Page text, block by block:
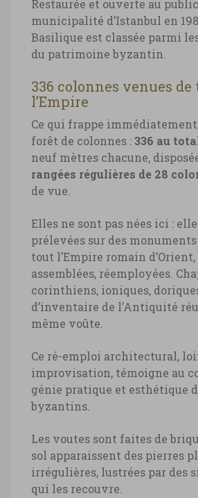
Restaurée et ouverte au
municipalité d’Istanbul en
Basilique est classée parmi
du patrimoine byzantin.
336 colonnes venues de
l’Empire
Ce qui frappe
forêt de colonnes :336 au
neuf mètres chacune,
rangées régulières de 28
de vue.
Elles ne sont pas nées ici :
prélevées sur des
tout l’Empire romain
assemblées, réemployées.
corinthiens, ioniques,
d’inventaire de l’Antiquité
même voûte.
Ce ré-emploi architectural,
improvisation, témoigne au
génie pratique et esthétique
byzantins.
Les voutes sont faites de
sol apparaissent des pierres
irrégulières, lustrées par des
qui les recouvre.